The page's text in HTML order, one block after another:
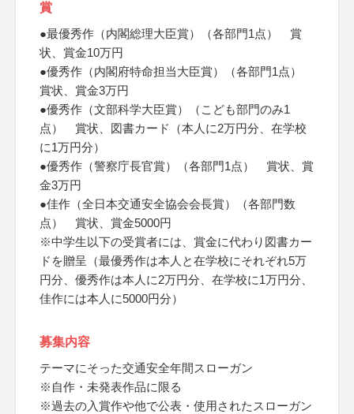
賞
●最優秀作（内閣総理大臣賞）（各部門1点） 賞
状、賞金10万円
●優秀作（内閣府特命担当大臣賞）（各部門1点）
賞状、賞金3万円
●優秀作（文部科学大臣賞）（こども部門のみ1
点） 賞状、図書カード（本人に2万円分、在学校
に1万円分）
●優秀作（警察庁長官賞）（各部門1点） 賞状、賞
金3万円
●佳作（全日本交通安全協会会長賞）（各部門数
点） 賞状、賞金5000円
※中学生以下の受賞者には、賞金に代わり図書カー
ドを贈呈（最優秀作は本人と在学校にそれぞれ5万
円分、優秀作は本人に2万円分、在学校に1万円分、
佳作には本人に5000円分）
募集内容
テーマにそった交通安全年間スローガン
※自作・未発表作品に限る
※過去の入賞作や他で公表・使用されたスローガン